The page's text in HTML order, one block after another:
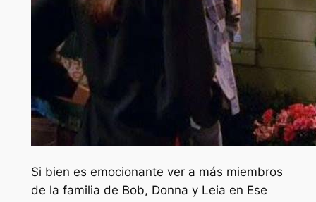
Si bien es emocionante ver a más miembros
de la familia de Bob, Donna y Leia en Ese